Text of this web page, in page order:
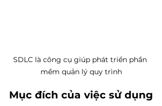
SDLC là công cụ giúp phát triển phần
mềm quản lý quy trình
Mục đích của việc sử dụng